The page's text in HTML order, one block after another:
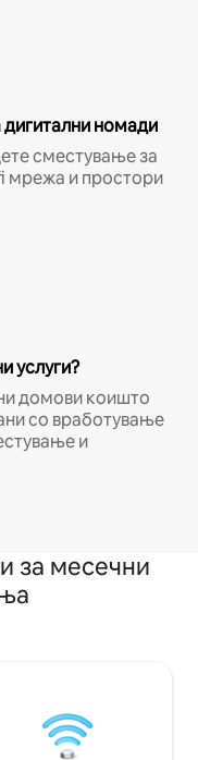
номади
сместување за
мрежа и простори
услуги?
домови коишто
со вработување
и
за месечни